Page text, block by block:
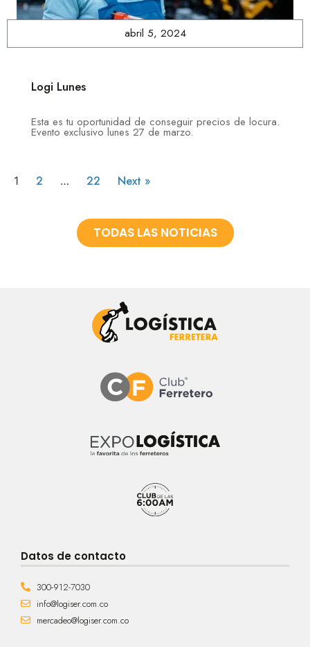
abril 5, 2024
Logi Lunes
Esta es tu oportunidad de conseguir precios de locura.
Evento exclusivo lunes 27 de marzo.
1 2 … 22 Next »
TODAS LAS NOTICIAS
Datos de contacto
300-912-7030
info@logiser.com.co
mercadeo@logiser.com.co